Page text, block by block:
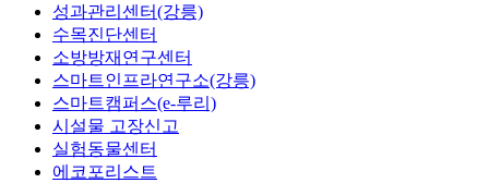
성과관리센터(강릉)
수목진단센터
소방방재연구센터
스마트인프라연구소(강릉)
스마트캠퍼스(e-루리)
시설물 고장신고
실험동물센터
에코포리스트